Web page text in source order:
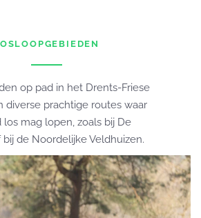
op pad in het Drents-Friese
diverse prachtige routes waar
los mag lopen, zoals bij De
bij de Noordelijke Veldhuizen.